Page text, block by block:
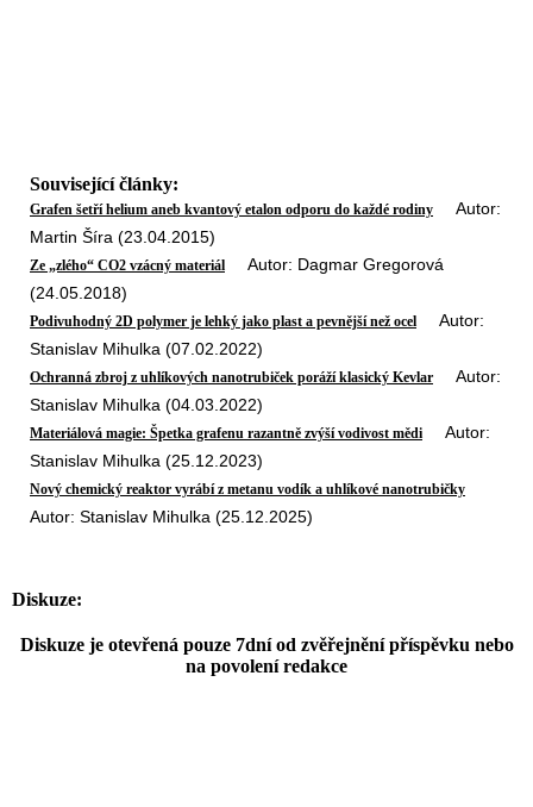
Související články:
Grafen šetří helium aneb kvantový etalon odporu do každé rodiny Autor:
Martin Šíra (23.04.2015)
Ze „zlého“ CO2 vzácný materiál Autor: Dagmar Gregorová
(24.05.2018)
Podivuhodný 2D polymer je lehký jako plast a pevnější než ocel Autor:
Stanislav Mihulka (07.02.2022)
Ochranná zbroj z uhlíkových nanotrubiček poráží klasický Kevlar Autor:
Stanislav Mihulka (04.03.2022)
Materiálová magie: Špetka grafenu razantně zvýší vodivost mědi Autor:
Stanislav Mihulka (25.12.2023)
Nový chemický reaktor vyrábí z metanu vodík a uhlíkové nanotrubičky
Autor: Stanislav Mihulka (25.12.2025)
Diskuze:
Diskuze je otevřená pouze 7dní od zvěřejnění příspěvku nebo
na povolení redakce